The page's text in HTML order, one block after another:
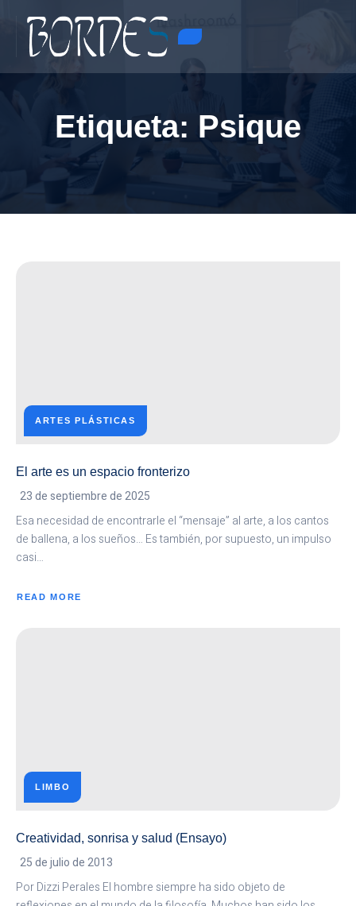
Etiqueta: Psique
ARTES PLÁSTICAS
El arte es un espacio fronterizo
23 de septiembre de 2025
Esa necesidad de encontrarle el “mensaje” al arte, a los cantos
de ballena, a los sueños… Es también, por supuesto, un impulso
casi…
READ MORE
ABOUT
LIMBO
Creatividad, sonrisa y salud (Ensayo)
25 de julio de 2013
Por Dizzi Perales El hombre siempre ha sido objeto de